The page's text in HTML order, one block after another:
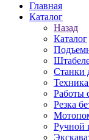
Главная
Каталог
Назад
Каталог
Станки
Работы
Резка
Ручной